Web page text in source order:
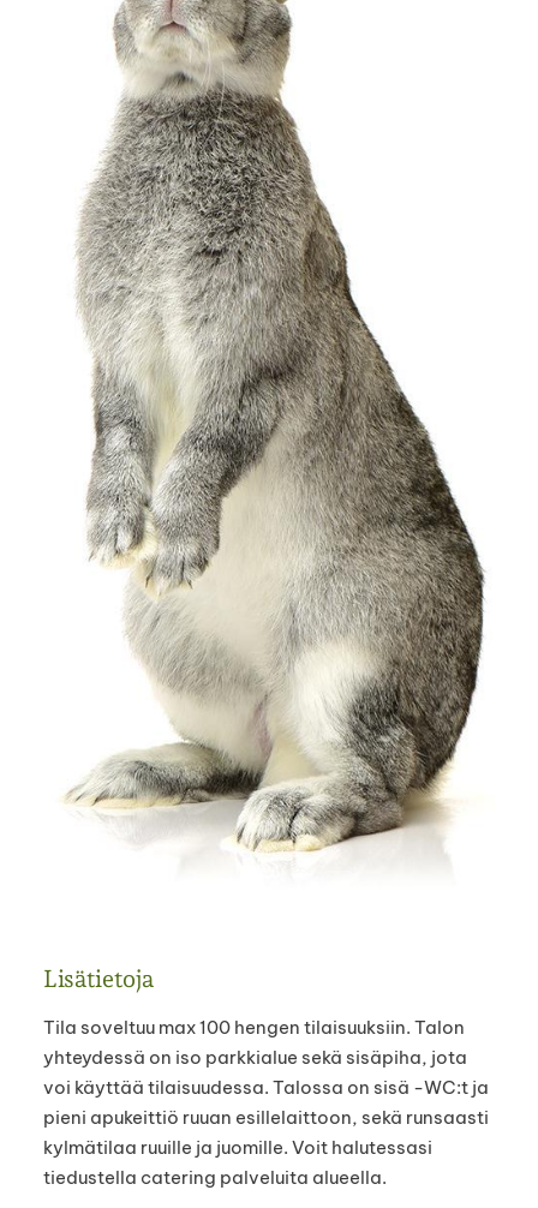
Lisätietoja
Tila soveltuu max 100 hengen tilaisuuksiin. Talon
yhteydessä on iso parkkialue sekä sisäpiha, jota
voi käyttää tilaisuudessa. Talossa on sisä -WC:t ja
pieni apukeittiö ruuan esillelaittoon, sekä runsaasti
kylmätilaa ruuille ja juomille. Voit halutessasi
tiedustella catering palveluita alueella.